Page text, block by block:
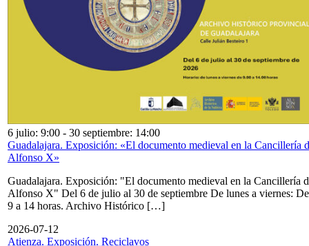
6 julio: 9:00 - 30 septiembre: 14:00
Guadalajara. Exposición: «El documento medieval en la Cancillería
Alfonso X»
Guadalajara. Exposición: "El documento medieval en la Cancillería
Alfonso X" Del 6 de julio al 30 de septiembre De lunes a viernes: De
9 a 14 horas. Archivo Histórico […]
2026-07-12
Atienza. Exposición. Reciclavos